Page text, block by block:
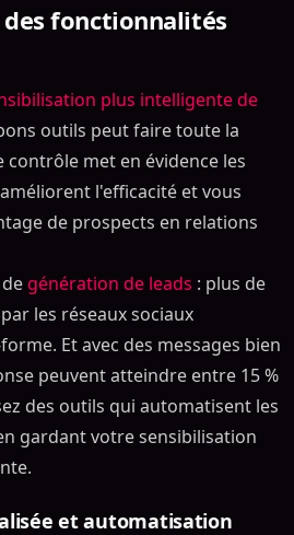
fonctionnalités
plus intelligente de
outils peut faire toute la
contrôle met en évidence les
l'efficacité et vous
de prospects en relations
génération de leads : plus de
les réseaux sociaux
Et avec des messages bien
peuvent atteindre entre 15 %
des outils qui automatisent les
gardant votre sensibilisation
et automatisation